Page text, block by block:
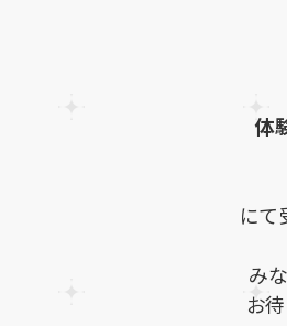
体
にて
み
お